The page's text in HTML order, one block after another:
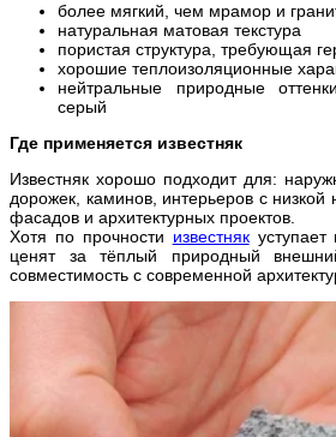
более мягкий, чем мрамор и
натуральная матовая текстура
пористая структура, требующая
хорошие теплоизоляционные
нейтральные природные
серый
Где применяется известняк
Известняк хорошо подходит для:
дорожек, каминов, интерьеров с низкой
фасадов и архитектурных проектов.
Хотя по прочности известнякуступает
ценят за тёплый природный
совместимость с современной